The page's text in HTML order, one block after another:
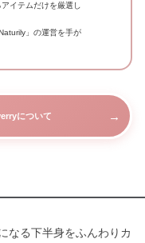
イテムだけを厳選し
」の運営を手が
について →
なる下半身をふんわりカ